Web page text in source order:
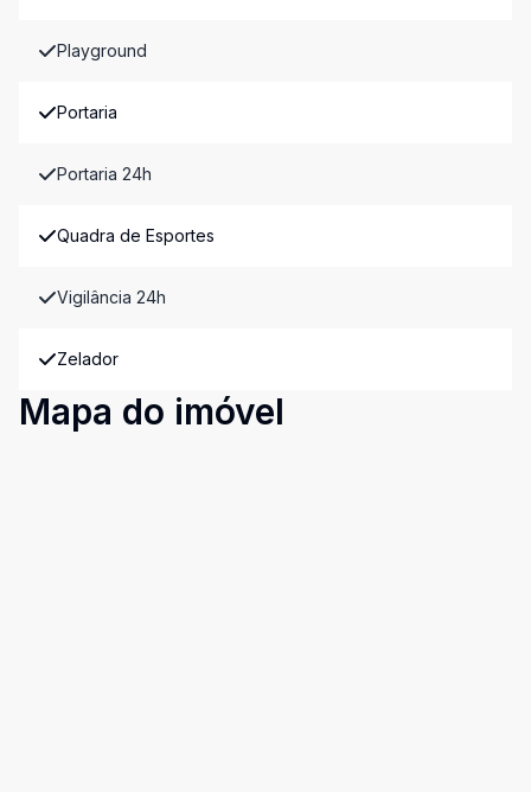
Playground
Portaria
Portaria 24h
Quadra de Esportes
Vigilância 24h
Zelador
Mapa do imóvel